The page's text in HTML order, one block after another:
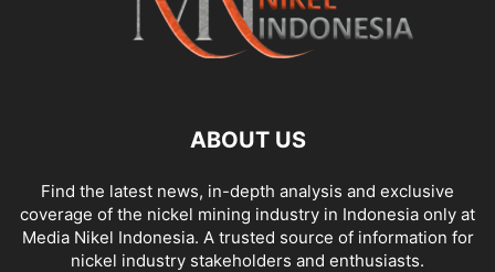
ABOUT US
Find the latest news, in-depth analysis and exclusive
coverage of the nickel mining industry in Indonesia only at
Media Nikel Indonesia. A trusted source of information for
nickel industry stakeholders and enthusiasts.